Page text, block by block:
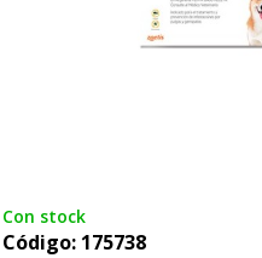
Con stock
Código: 175738